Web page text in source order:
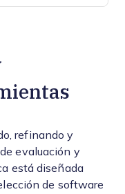
refinando y
evaluación y
está diseñada
de software